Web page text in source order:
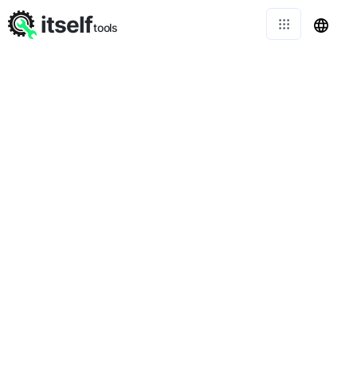
itselftools